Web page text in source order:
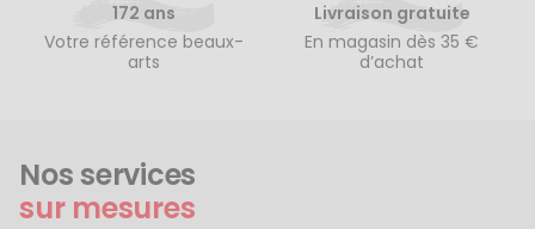
172 ans
Votre référence beaux-
arts
Livraison gratuite
En magasin dès 35 €
d’achat
Nos services
sur mesures